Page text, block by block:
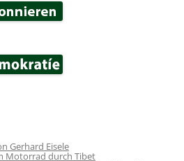
Gerhard Eisele
Motorrad durch Tibet